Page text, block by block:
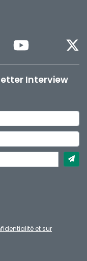
Interview
et sur